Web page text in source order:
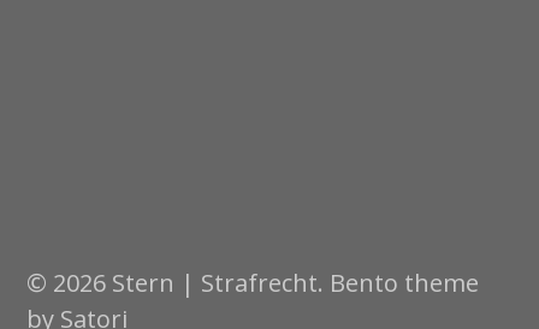
© 2026 Stern | Strafrecht. Bento theme
by Satori